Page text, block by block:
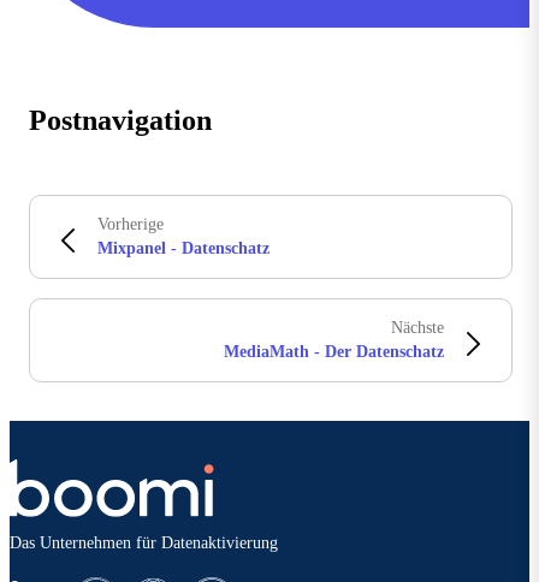
Postnavigation
Vorherige
Mixpanel - Datenschatz
Nächste
MediaMath - Der Datenschatz
Das Unternehmen für Datenaktivierung